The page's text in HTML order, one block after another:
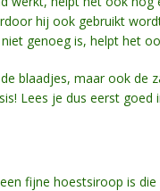
hij ook gebruikt
genoeg is, helpt het
blaadjes, maar ook de
Lees je dus eerst
fijne hoestsiroop is